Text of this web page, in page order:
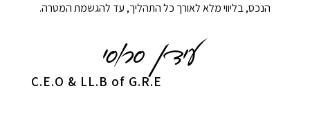
הנכס, בליווי מלא לאורך כל התהליך, עד להגשמת המטרה.
C.E.O & LL.B of G.R.E